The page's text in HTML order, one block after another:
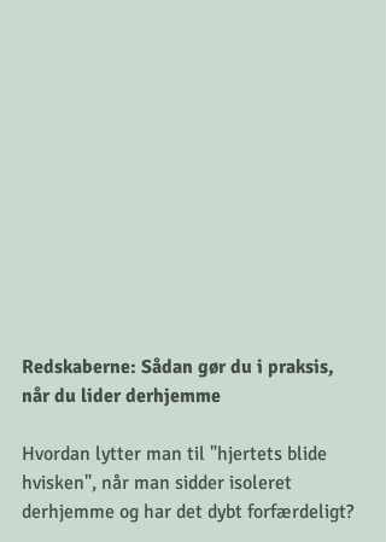
Redskaberne: Sådan gør du i praksis,
når du lider derhjemme
Hvordan lytter man til "hjertets blide
hvisken", når man sidder isoleret
derhjemme og har det dybt forfærdeligt?